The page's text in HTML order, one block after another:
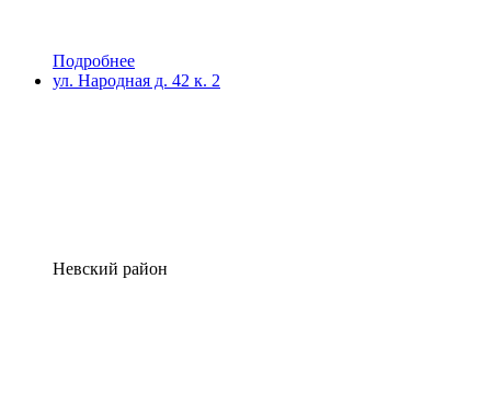
Подробнее
ул. Народная д. 42 к. 2
Невский район